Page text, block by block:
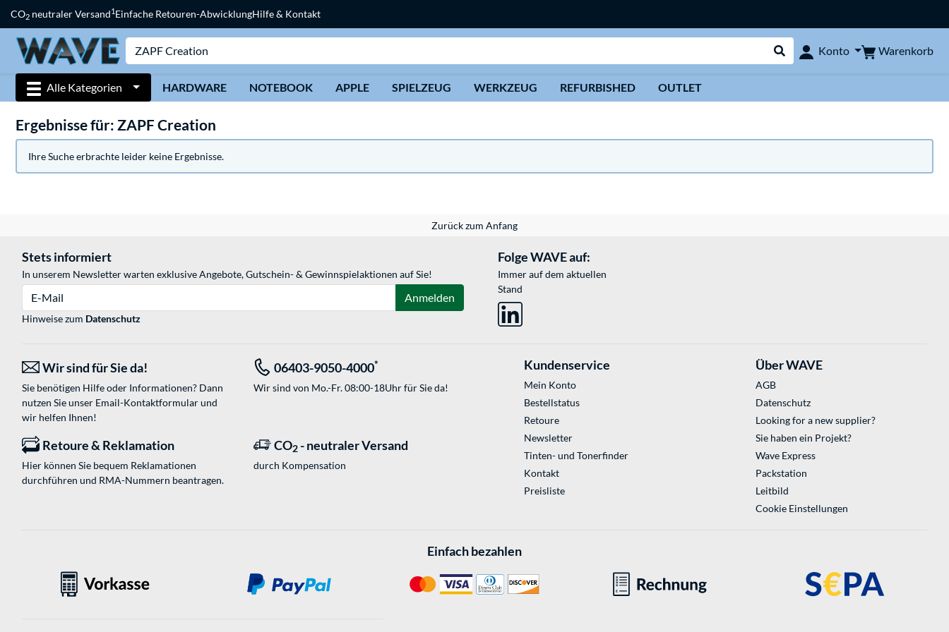
CO2 neutraler Versand1Einfache Retouren-AbwicklungHilfe & Kontakt
Suche durchführen
Konto Warenkorb
Alle Kategorien HARDWARE NOTEBOOK APPLE SPIELZEUG WERKZEUG REFURBISHED OUTLET
Ergebnisse für: ZAPF Creation
Ihre Suche erbrachte leider keine Ergebnisse.
Zurück zum Anfang
Stets informiert
In unserem Newsletter warten exklusive Angebote, Gutschein- & Gewinnspielaktionen auf Sie!
Anmelden
Hinweise zum Datenschutz
Folge WAVE auf:
Immer auf dem aktuellen
Stand
Wir sind für Sie da!
Sie benötigen Hilfe oder Informationen? Dann
nutzen Sie unser Email-Kontaktformularund
wir helfen Ihnen!
06403-9050-4000*
Wir sind von Mo.-Fr. 08:00-18Uhr für Sie da!
Retoure & Reklamation
Hier können Sie bequem Reklamationen
durchführen und RMA-Nummern beantragen.
CO2 - neutraler Versand
durch Kompensation
Kundenservice
Mein Konto
Bestellstatus
Retoure
Newsletter
Tinten- und Tonerfinder
Kontakt
Preisliste
Über WAVE
AGB
Datenschutz
Looking for a new supplier?
Sie haben ein Projekt?
Wave Express
Packstation
Leitbild
Cookie Einstellungen
Einfach bezahlen